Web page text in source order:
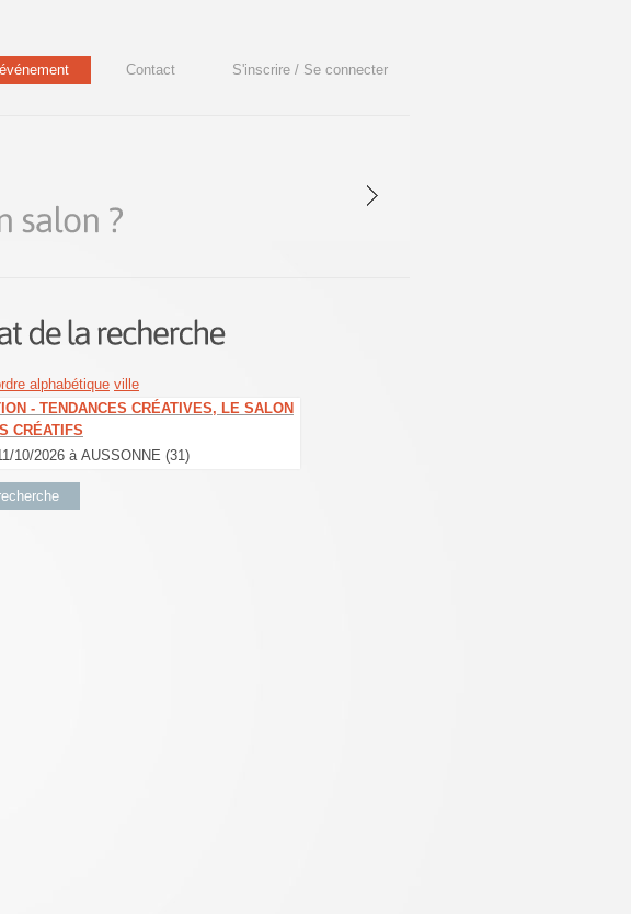
Contact S'inscrire / Se connecter
alphabétique ville
- TENDANCES CRÉATIVES, LE SALON
CRÉATIFS
10/2026 à AUSSONNE (31)